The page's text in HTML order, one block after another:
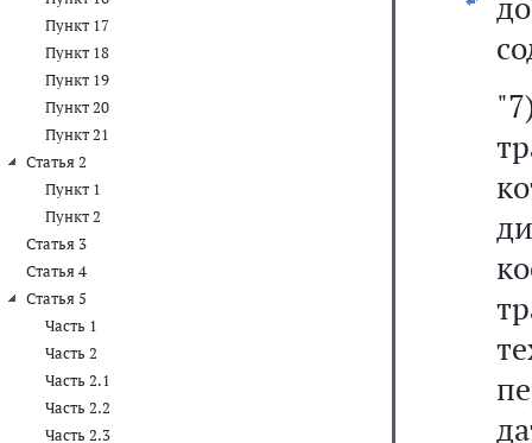
Пункт 17
Пункт 18
Пункт 19
Пункт 20
Пункт 21
Статья 2
Пункт 1
Пункт 2
Статья 3
Статья 4
Статья 5
Часть 1
Часть 2
Часть 2.1
Часть 2.2
Часть 2.3